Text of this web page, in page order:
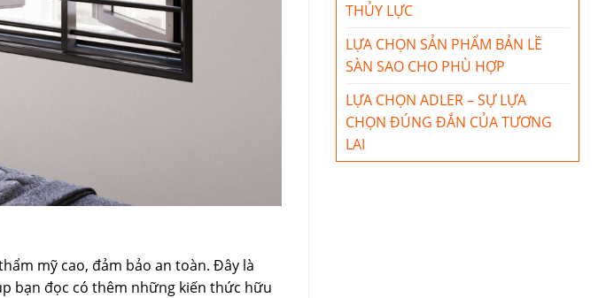
mỹ cao, đảm bảo an toàn. Đây là
bạn đọc có thêm những kiến thức hữu
THỦY LỰC
LỰA CHỌN SẢN PHẨM BẢN LỀ
SÀN SAO CHO PHÙ HỢP
LỰA CHỌN ADLER – SỰ LỰA
CHỌN ĐÚNG ĐẮN CỦA TƯƠNG
LAI